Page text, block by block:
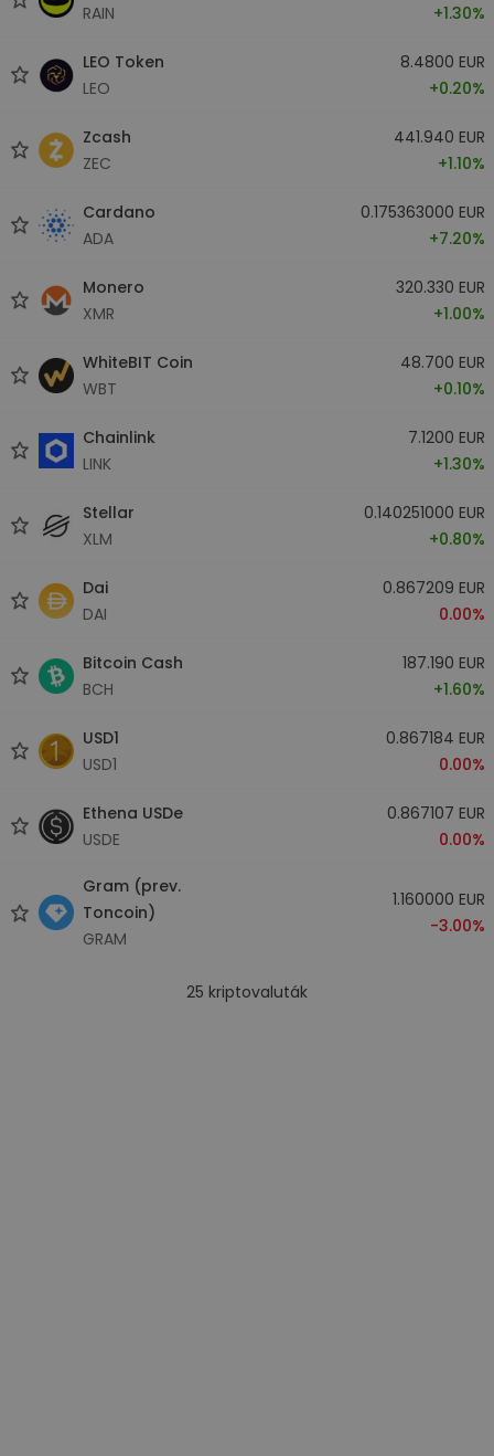
RAIN
+1.30%
LEO Token
LEO
8.4800 EUR
+0.20%
Zcash
ZEC
441.940 EUR
+1.10%
Cardano
ADA
0.175363000 EUR
+7.20%
Monero
XMR
320.330 EUR
+1.00%
WhiteBIT Coin
WBT
48.700 EUR
+0.10%
Chainlink
LINK
7.1200 EUR
+1.30%
Stellar
XLM
0.140251000 EUR
+0.80%
Dai
DAI
0.867209 EUR
0.00%
Bitcoin Cash
BCH
187.190 EUR
+1.60%
USD1
USD1
0.867184 EUR
0.00%
Ethena USDe
USDE
0.867107 EUR
0.00%
Gram (prev.
Toncoin)
GRAM
1.160000 EUR
-3.00%
25 kriptovaluták